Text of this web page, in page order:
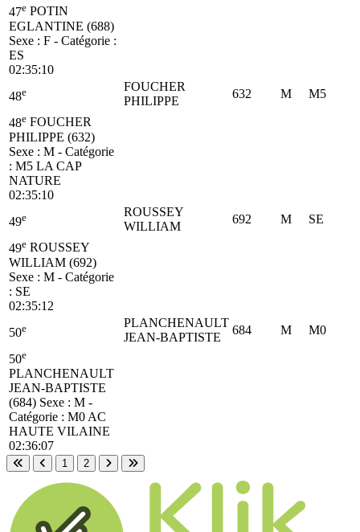
47e POTIN
EGLANTINE (688)
Sexe : F - Catégorie :
ES
02:35:10
48e
FOUCHER
PHILIPPE
632 M M5
48e FOUCHER
PHILIPPE (632)
Sexe : M - Catégorie
: M5 LA CAP
NATURE
02:35:10
49e
ROUSSEY
WILLIAM
692 M SE
49e ROUSSEY
WILLIAM (692)
Sexe : M - Catégorie
: SE
02:35:12
50e
PLANCHENAULT
JEAN-BAPTISTE
684 M M0
50e
PLANCHENAULT
JEAN-BAPTISTE
(684) Sexe : M -
Catégorie : M0 AC
HAUTE VILAINE
02:36:07
Première page
Page précédente
1
2
Page suivante
Dernière page